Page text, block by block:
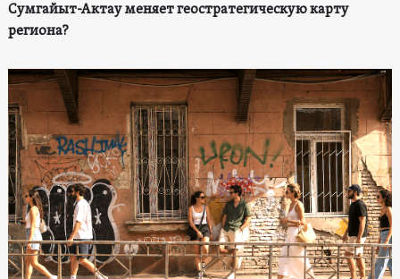
Сумгайыт-Актау меняет геостратегическую карту
региона?